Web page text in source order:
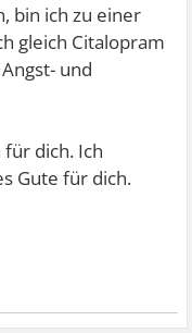
bin ich zu einer
gleich Citalopram
und
dich. Ich
Gute für dich.